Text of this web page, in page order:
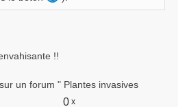
!!
un forum " Plantes invasives
0 x